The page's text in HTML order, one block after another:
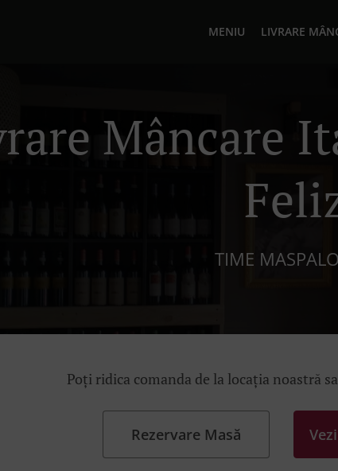
MENIU LIVRARE
Mâncare
TIME
Poți ridica comanda de la locația noastră
Rezervare Masă